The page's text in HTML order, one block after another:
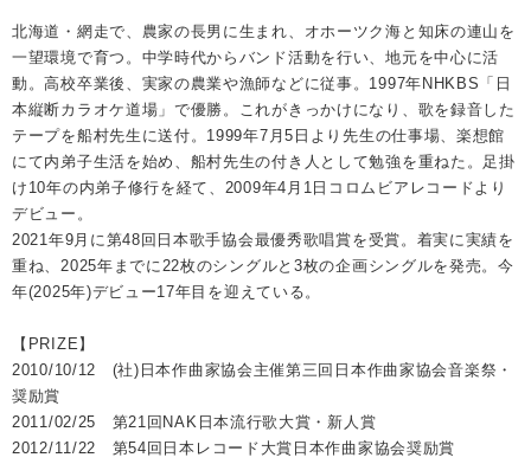
北海道・網走で、農家の長男に生まれ、オホーツク海と知床の連山を
一望環境で育つ。中学時代からバンド活動を行い、地元を中心に活
動。高校卒業後、実家の農業や漁師などに従事。1997年NHKBS「日
本縦断カラオケ道場」で優勝。これがきっかけになり、歌を録音した
テープを船村先生に送付。1999年7月5日より先生の仕事場、楽想館
にて内弟子生活を始め、船村先生の付き人として勉強を重ねた。足掛
け10年の内弟子修行を経て、2009年4月1日コロムビアレコードより
デビュー。
2021年9月に第48回日本歌手協会最優秀歌唱賞を受賞。着実に実績を
重ね、2025年までに22枚のシングルと3枚の企画シングルを発売。今
年(2025年)デビュー17年目を迎えている。
【PRIZE】
2010/10/12 (社)日本作曲家協会主催第三回日本作曲家協会音楽祭・
奨励賞
2011/02/25 第21回NAK日本流行歌大賞・新人賞
2012/11/22 第54回日本レコード大賞日本作曲家協会奨励賞